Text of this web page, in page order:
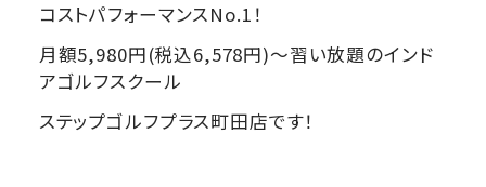
コストパフォーマンスNo.1！
月額5,980円(税込6,578円)～習い放題のインド
アゴルフスクール
ステップゴルフプラス町田店です！